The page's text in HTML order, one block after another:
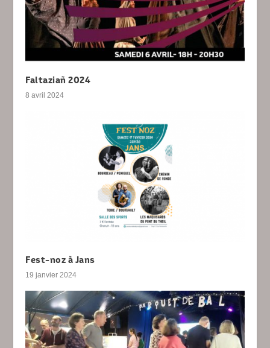
Faltaziañ 2024
8 avril 2024
Fest-noz à Jans
19 janvier 2024